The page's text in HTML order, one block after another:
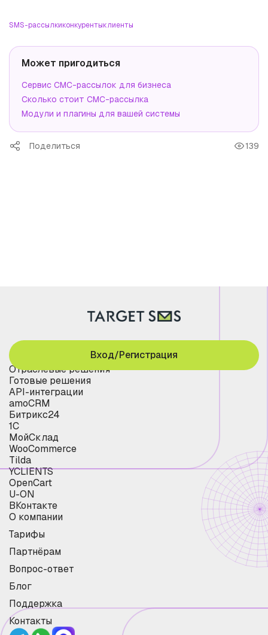
SMS-рассылкиконкурентыклиенты
Может пригодиться
Сервис СМС-рассылок для бизнеса
Сколько стоит СМС-рассылка
Модули и плагины для вашей системы
Поделиться 139
Отраслевые решения
Готовые решения
API-интеграции
amoCRM
Битрикс24
1С
МойСклад
WooCommerce
Tilda
YCLIENTS
OpenCart
U-ON
ВКонтакте
О компании
Тарифы
Партнёрам
Вопрос-ответ
Блог
Поддержка
Контакты
Вход/Регистрация